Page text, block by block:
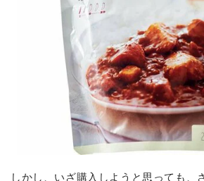
しかし、いざ購入しようと思っても、